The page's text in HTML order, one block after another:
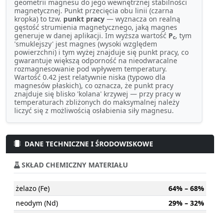
geometrii magnesu do jego wewnętrznej stabilności
magnetycznej. Punkt przecięcia obu linii (czarna
kropka) to tzw. punkt pracy — wyznacza on realną
gęstość strumienia magnetycznego, jaką magnes
generuje w danej aplikacji. Im wyższa wartość Pc, tym
'smuklejszy' jest magnes (wysoki względem
powierzchni) i tym wyżej znajduje się punkt pracy, co
gwarantuje większą odporność na nieodwracalne
rozmagnesowanie pod wpływem temperatury.
Wartość 0.42 jest relatywnie niska (typowo dla
magnesów płaskich), co oznacza, że punkt pracy
znajduje się blisko 'kolana' krzywej — przy pracy w
temperaturach zbliżonych do maksymalnej należy
liczyć się z możliwością osłabienia siły magnesu.
DANE TECHNICZNE I ŚRODOWISKOWE
SKŁAD CHEMICZNY MATERIAŁU
żelazo (Fe)
64% – 68%
neodym (Nd)
29% – 32%